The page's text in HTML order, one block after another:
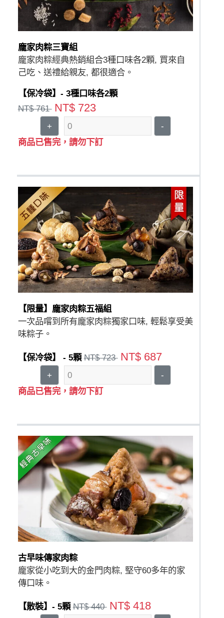
龐家肉粽三寶組
龐家肉粽經典熱銷組合3種口味各2顆, 買來自
己吃、送禮給親友, 都很適合。
【保冷袋】- 3種口味各2顆
NT$ 761 NT$ 723
+
-
商品已售完，請勿下訂
【限量】龐家肉粽五福組
一次品嚐到所有龐家肉粽獨家口味, 輕鬆享受美
味粽子。
【保冷袋】 - 5顆 NT$ 723 NT$ 687
+
-
商品已售完，請勿下訂
古早味傳家肉粽
龐家從小吃到大的金門肉粽, 堅守60多年的家
傳口味。
【散裝】- 5顆 NT$ 440 NT$ 418